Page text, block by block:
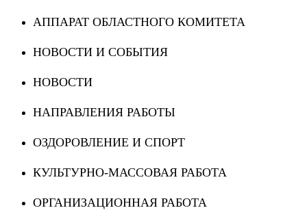
АППАРАТ ОБЛАСТНОГО КОМИТЕТА
НОВОСТИ И СОБЫТИЯ
НОВОСТИ
НАПРАВЛЕНИЯ РАБОТЫ
ОЗДОРОВЛЕНИЕ И СПОРТ
КУЛЬТУРНО-МАССОВАЯ РАБОТА
ОРГАНИЗАЦИОННАЯ РАБОТА